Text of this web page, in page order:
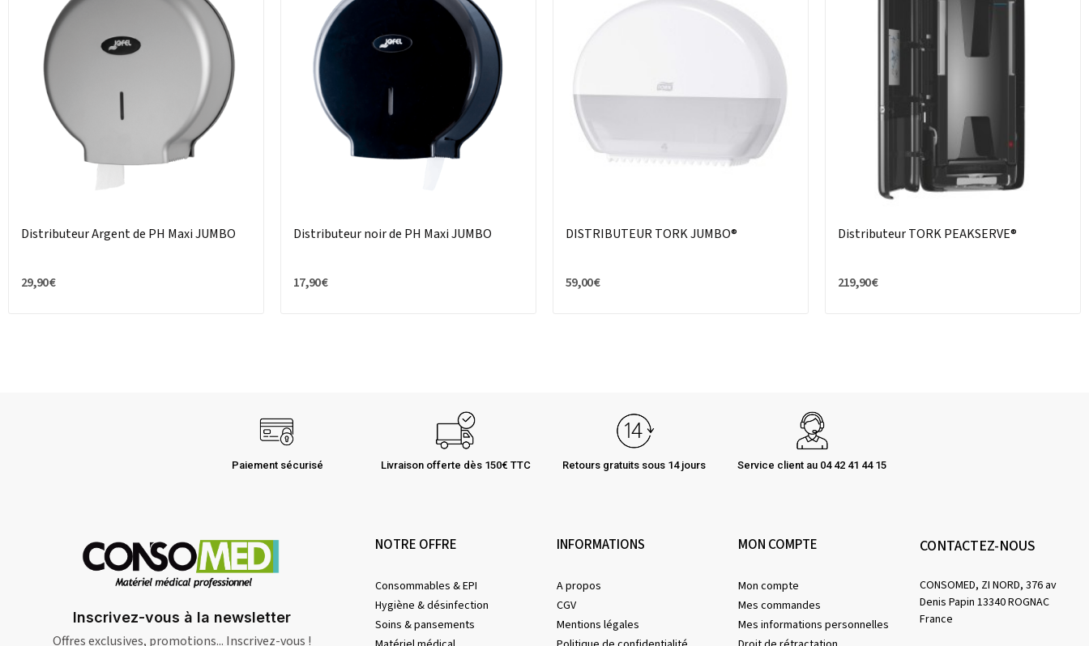
Distributeur Argent de PH Maxi JUMBO
29,90 €
Distributeur noir de PH Maxi JUMBO
17,90 €
DISTRIBUTEUR TORK JUMBO®
59,00 €
Distributeur TORK PEAKSERVE®
219,90 €
Paiement sécurisé Livraison offerte dès 150€ TTC Retours gratuits sous 14 jours Service client au 04 42 41 44 15
Inscrivez-vous à la newsletter
Offres exclusives, promotions... Inscrivez-vous !
NOTRE OFFRE
Consommables & EPI
Hygiène & désinfection
Soins & pansements
INFORMATIONS
A propos
CGV
Mentions légales
MON COMPTE
Mon compte
Mes commandes
Mes informations personnelles
CONTACTEZ-NOUS
CONSOMED, ZI NORD, 376 av
Denis Papin 13340 ROGNAC
France